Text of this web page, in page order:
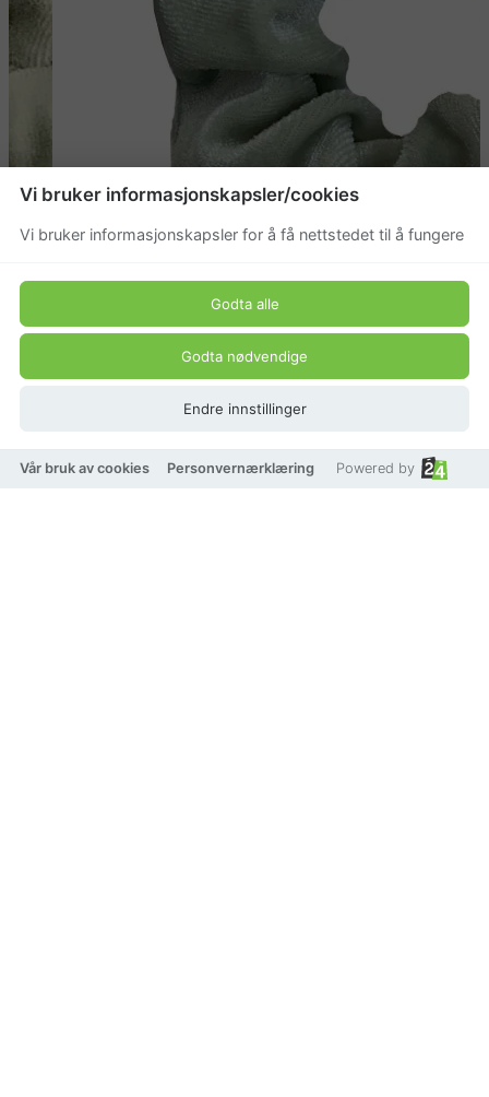
Vi bruker informasjonskapsler/cookies
Vi bruker informasjonskapsler for å få nettstedet til å fungere
Godta alle
Godta nødvendige
Endre innstillinger
Vår bruk av cookies Personvernærklæring Powered by